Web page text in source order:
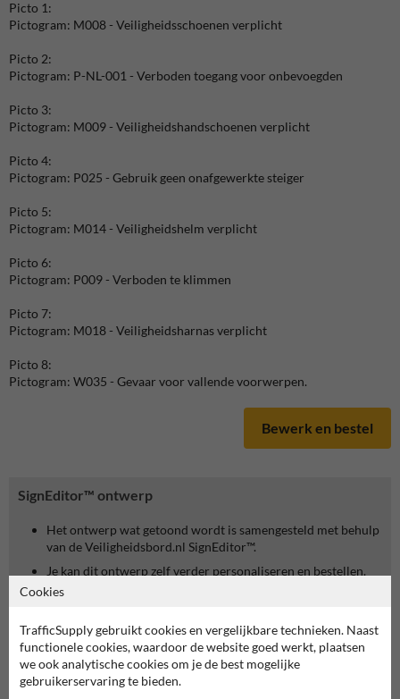
SignEditor™ ontwerp
Het ontwerp wat getoond wordt is samengesteld met behulp
van de Veiligheidsbord.nl SignEditor™.
Je kan dit ontwerp zelf verder personaliseren en bestellen.
Klik hiervoor op de knop 'Bewerk product'.
Picto 1:
Pictogram: M008 - Veiligheidsschoenen verplicht
Picto 2:
Pictogram: P-NL-001 - Verboden toegang voor onbevoegden
Picto 3:
Pictogram: M009 - Veiligheidshandschoenen verplicht
Picto 4:
Pictogram: P025 - Gebruik geen onafgewerkte steiger
Picto 5:
Pictogram: M014 - Veiligheidshelm verplicht
Picto 6:
Pictogram: P009 - Verboden te klimmen
Picto 7:
Pictogram: M018 - Veiligheidsharnas verplicht
Picto 8:
Pictogram: W035 - Gevaar voor vallende voorwerpen.
Bewerk en bestel
Cookies
TrafficSupply gebruikt cookies en vergelijkbare technieken. Naast
functionele cookies, waardoor de website goed werkt, plaatsen
we ook analytische cookies om je de best mogelijke
gebruikerservaring te bieden.